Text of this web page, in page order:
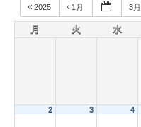
2025 1月 3月
月 火 水
2 3 4